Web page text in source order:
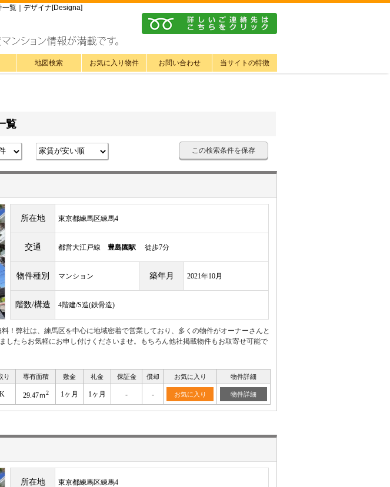
覧｜デザイナ[Designa]
地図検索 お気に入り物件 お問い合わせ 当サイトの特徴
覧
この検索条件を保存
所在地 東京都練馬区練馬4
交通 都営大江戸線 豊島園駅 徒歩7分
物件種別 マンション 築年月 2021年10月
階数/構造 4階建/S造(鉄骨造)
！弊社は、練馬区を中心に地域密着で営業しており、多くの物件がオーナーさんと
したらお気軽にお申し付けくださいませ。もちろん他社掲載物件もお取寄せ可能で
り 専有面積 敷金 礼金 保証金 償却 お気に入り 物件詳細
29.47ｍ2 1ヶ月 1ヶ月 - - お気に入り 物件詳細
所在地 東京都練馬区練馬4